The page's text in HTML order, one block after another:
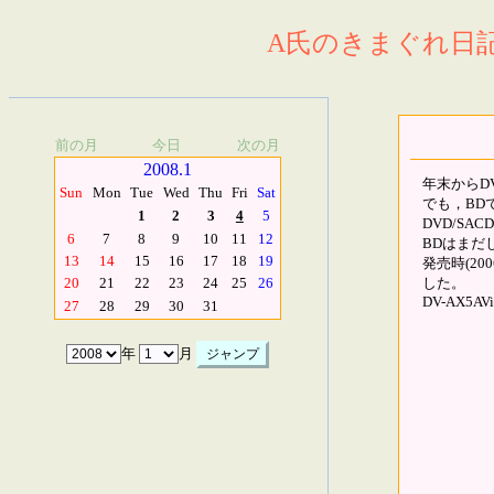
A氏のきまぐれ日
前の月 今日 次の月
2008.1
Sun Mon Tue Wed Thu Fri Sat
1
2 3 4
5
6
7 8 9 10 11
12
13
14 15 16 17 18
19
20
21 22 23 24 25
26
27
28 29 30 31
年 月
年末から
でも，BD
DVD/
BDはまだ
発売時
した。
DV-